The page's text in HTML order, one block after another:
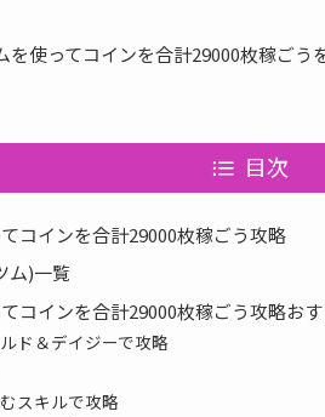
を使ってコインを合計29000枚稼ごう
目次
コインを合計29000枚稼ごう攻略
ム)一覧
コインを合計29000枚稼ごう攻略お
ド＆デイジーで攻略
スキルで攻略